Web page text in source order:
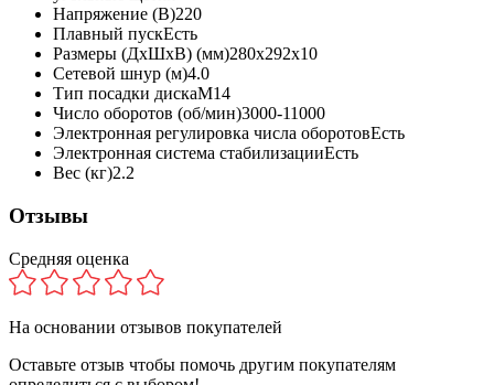
Напряжение (В)220
Плавный пускЕсть
Размеры (ДхШхВ) (мм)280х292х10
Сетевой шнур (м)4.0
Тип посадки дискаМ14
Число оборотов (об/мин)3000-11000
Электронная регулировка числа оборотовЕсть
Электронная система стабилизацииЕсть
Вес (кг)2.2
Отзывы
Средняя оценка
На основании отзывов покупателей
Оставьте отзыв чтобы помочь другим покупателям